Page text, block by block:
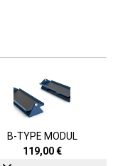
B-TYPE MODUL
119,00€